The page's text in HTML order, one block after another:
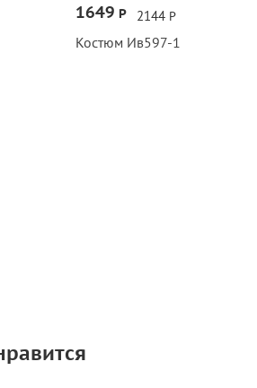
2144 Р
1649 Р
Костюм Ив597‑1